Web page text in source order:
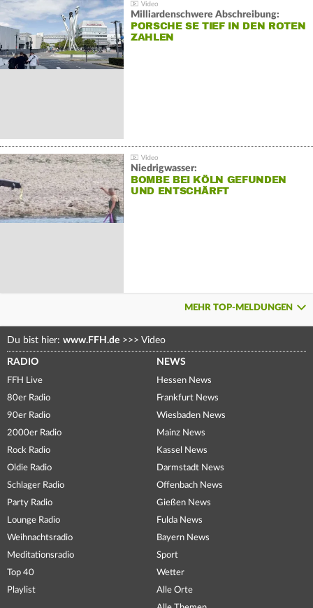
Milliardenschwere Abschreibung:
PORSCHE SE TIEF IN DEN ROTEN
ZAHLEN
Niedrigwasser:
BOMBE BEI KÖLN GEFUNDEN
UND ENTSCHÄRFT
MEHR TOP-MELDUNGEN
Du bist hier: www.FFH.de >>> Video
RADIO
FFH Live
80er Radio
90er Radio
2000er Radio
Rock Radio
Oldie Radio
Schlager Radio
Party Radio
Lounge Radio
Weihnachtsradio
Meditationsradio
Top 40
Playlist
NEWS
Hessen News
Frankfurt News
Wiesbaden News
Mainz News
Kassel News
Darmstadt News
Offenbach News
Gießen News
Fulda News
Bayern News
Sport
Wetter
Alle Orte